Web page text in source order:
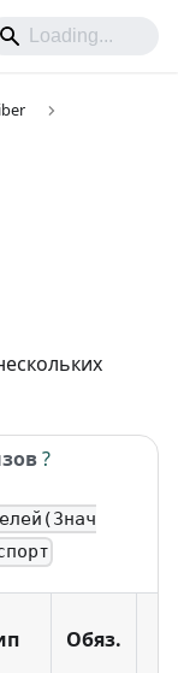
?
Обяз.